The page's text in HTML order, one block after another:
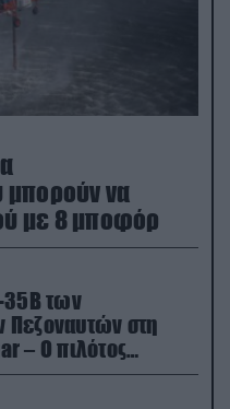
να
με 8 μποφόρ
35B των
Πεζοναυτών στη
– Ο πιλότος
εγκαίρως